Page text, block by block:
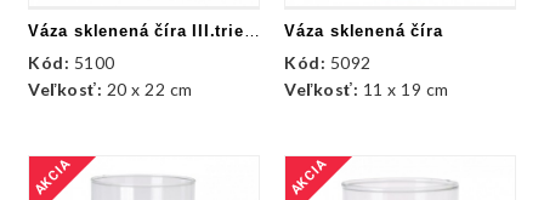
Váza sklenená číra III.trieda
Kód: 5100
Veľkosť: 20 x 22 cm
Váza sklenená číra
Kód: 5092
Veľkosť: 11 x 19 cm
AKCIA AKCIA